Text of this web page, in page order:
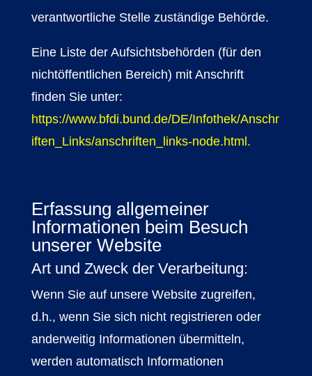
verantwortliche Stelle zuständige Behörde.
Eine Liste der Aufsichtsbehörden (für den
nichtöffentlichen Bereich) mit Anschrift
finden Sie unter:
https://www.bfdi.bund.de/DE/Infothek/Anschr
iften_Links/anschriften_links-node.html .
Erfassung allgemeiner
Informationen beim Besuch
unserer Website
Art und Zweck der Verarbeitung:
Wenn Sie auf unsere Website zugreifen,
d.h., wenn Sie sich nicht registrieren oder
anderweitig Informationen übermitteln,
werden automatisch Informationen